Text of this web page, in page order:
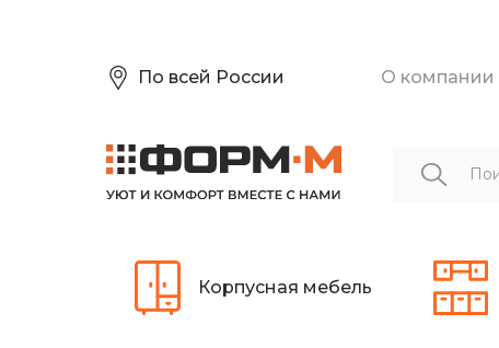
По всей России О компании
Корпусная мебель